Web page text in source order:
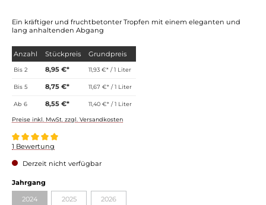
Ein kräftiger und fruchtbetonter Tropfen mit einem eleganten und
lang anhaltenden Abgang
Anzahl Stückpreis Grundpreis
Bis2 8,95 €* 11,93 €* / 1 Liter
Bis5 8,75 €* 11,67 €* / 1 Liter
Ab6 8,55 €* 11,40 €* / 1 Liter
Preise inkl. MwSt. zzgl. Versandkosten
Durchschnittliche Bewertung von 5 von 5 Sternen
1 Bewertung
Derzeit nicht verfügbar
Jahrgang
2024 2025 2026